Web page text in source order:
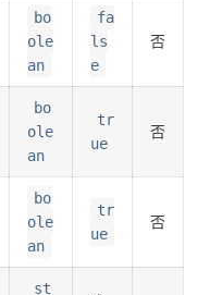
bo
ole
an
fa
ls
e
否
bo
ole
an
tr
ue
否
bo
ole
an
tr
ue
否
st